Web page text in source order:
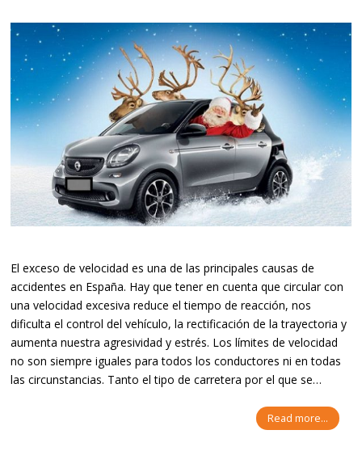
El exceso de velocidad es una de las principales causas de
accidentes en España. Hay que tener en cuenta que circular con
una velocidad excesiva reduce el tiempo de reacción, nos
dificulta el control del vehículo, la rectificación de la trayectoria y
aumenta nuestra agresividad y estrés. Los límites de velocidad
no son siempre iguales para todos los conductores ni en todas
las circunstancias. Tanto el tipo de carretera por el que se…
Read more...